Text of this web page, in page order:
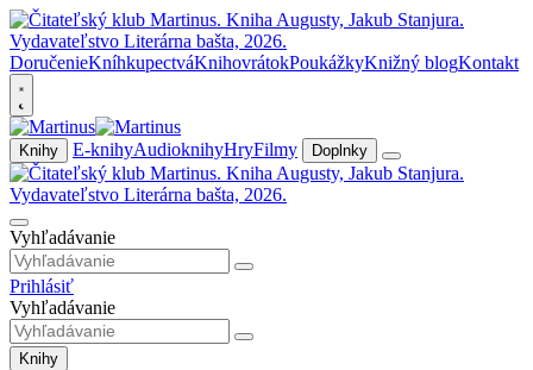
DoručenieKníhkupectváKnihovrátokPoukážkyKnižný blogKontakt
Knihy E-knihyAudioknihyHryFilmy Doplnky
Vyhľadávanie
Prihlásiť
Vyhľadávanie
Knihy